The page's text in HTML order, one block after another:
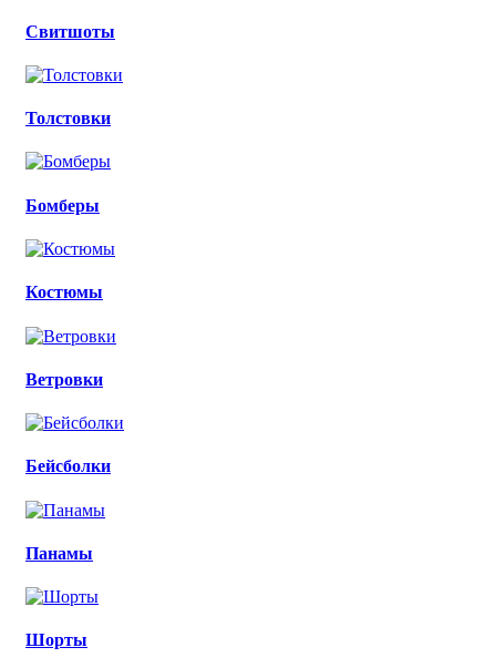
Свитшоты
Толстовки
Бомберы
Костюмы
Ветровки
Бейсболки
Панамы
Шорты